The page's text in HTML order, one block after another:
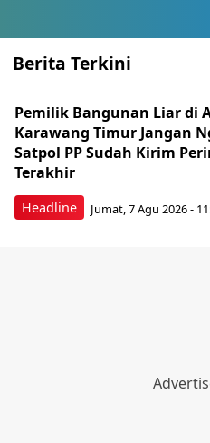
Berita Terkini
Headline
Pemilik Bangunan Liar di
Karawang Timur Jangan
Satpol PP Sudah Kirim
Terakhir
Jumat, 7 Agu 2026 -